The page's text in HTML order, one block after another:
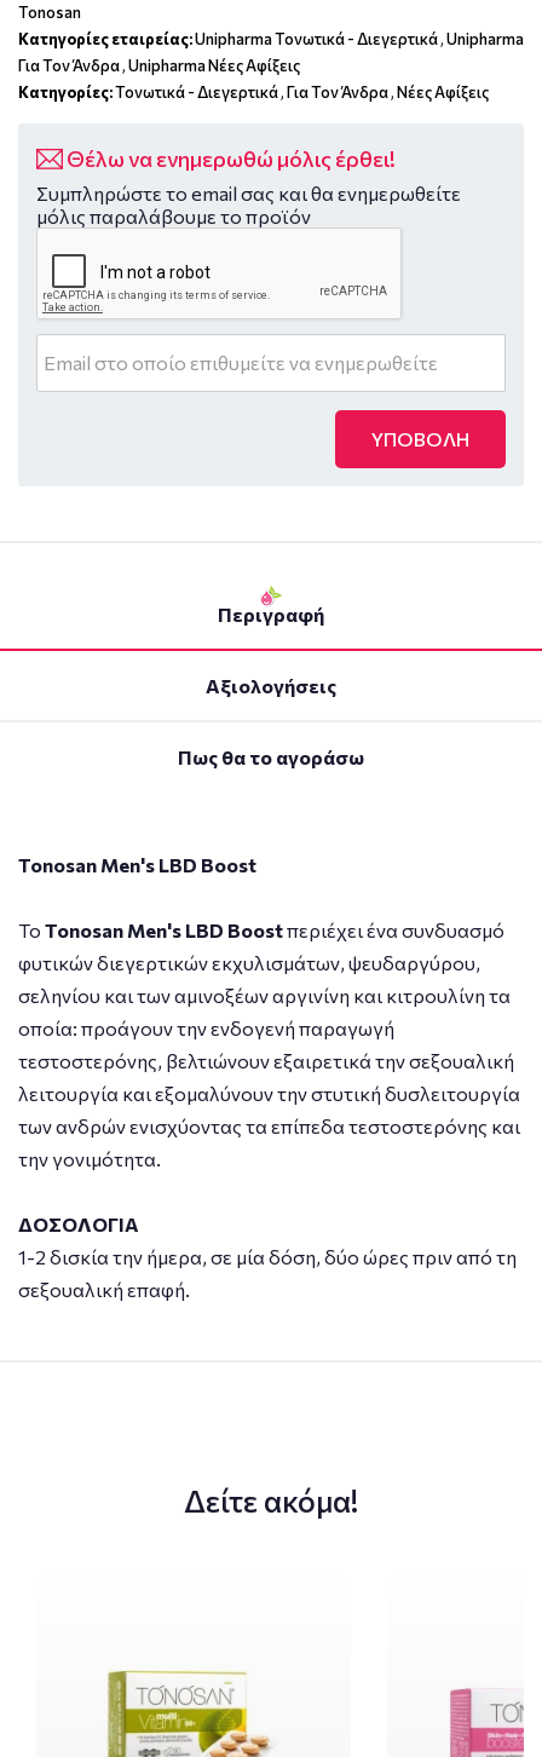
Tonosan
Κατηγορίες εταιρείας:Unipharma Τονωτικά - Διεγερτικά,Unipharma
Για Τον Άνδρα,Unipharma Νέες Αφίξεις
Κατηγορίες:Τονωτικά - Διεγερτικά,Για Τον Άνδρα,Νέες Αφίξεις
Θέλω να ενημερωθώ μόλις έρθει!
Συμπληρώστε το email σας και θα ενημερωθείτε
μόλις παραλάβουμε το προϊόν
ΥΠΟΒΟΛΗ
Περιγραφή
Αξιολογήσεις
Πως θα το αγοράσω
Tonosan Men's LBD Boost
Το Tonosan Men's LBD Boostπεριέχει ένα συνδυασμό
φυτικών διεγερτικών εκχυλισμάτων, ψευδαργύρου,
σεληνίου και των αμινοξέων αργινίνη και κιτρουλίνη τα
οποία: προάγουν την ενδογενή παραγωγή
τεστοστερόνης, βελτιώνουν εξαιρετικά την σεξουαλική
λειτουργία και εξομαλύνουν την στυτική δυσλειτουργία
των ανδρών ενισχύοντας τα επίπεδα τεστοστερόνης και
την γονιμότητα.
ΔΟΣΟΛΟΓΙΑ
1-2 δισκία την ήμερα, σε μία δόση, δύο ώρες πριν από τη
σεξουαλική επαφή.
Δείτε ακόμα!